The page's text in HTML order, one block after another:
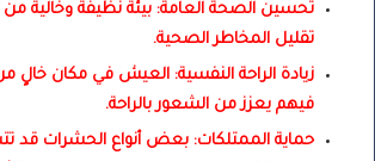
تحسين الصحة العامة: بيئة نظيفة وخالية
تقليل المخاطر الصحية.
زيادة الراحة النفسية: العيش في مكان خالٍ من
فيهم يعزز من الشعور بالراحة.
حماية الممتلكات: بعض أنواع الحشرات قد